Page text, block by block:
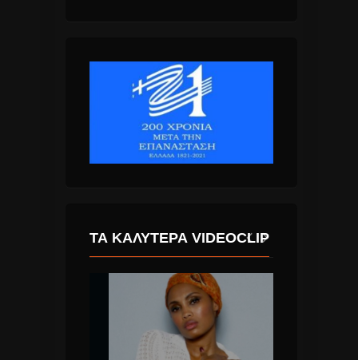
ΤΑ ΚΑΛΎΤΕΡΑ VIDEOCLIP